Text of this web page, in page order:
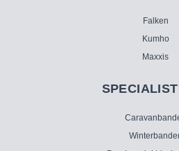
Falken
Kumho
Maxxis